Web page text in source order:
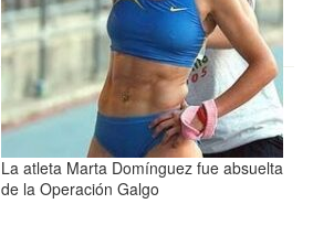
La atleta Marta Domínguez fue absuelta
de la Operación Galgo